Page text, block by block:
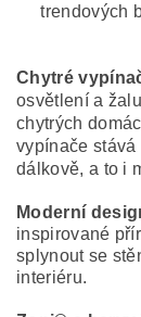
trendových
Chytré
osvětlení a
chytrých
vypínače
dálkově, a to i
Moderní
inspirované
splynout se
interiéru.